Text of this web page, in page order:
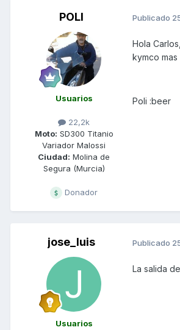
POLI
Usuarios
22,2k
Moto: SD300 Titanio
Variador Malossi
Ciudad: Molina de
Segura (Murcia)
Donador
Publicado
Hola
kymco
Poli :beer
jose_luis
Usuarios
Publicado
La salida